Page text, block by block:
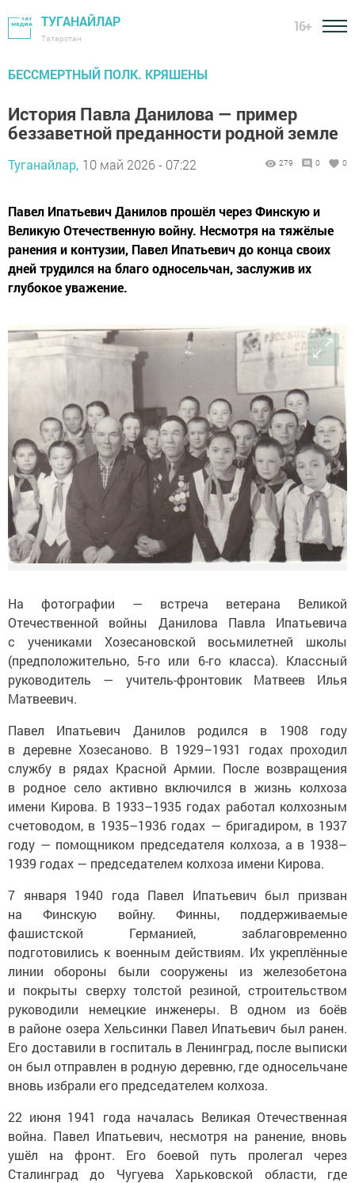
ТУГАНАЙЛАР
Татарстан
16+
БЕССМЕРТНЫЙ ПОЛК. КРЯШЕНЫ
История Павла Данилова — пример
беззаветной преданности родной земле
Туганайлар, 10 май 2026 - 07:22 279 0 0
Павел Ипатьевич Данилов прошёл через Финскую и
Великую Отечественную войну. Несмотря на тяжёлые
ранения и контузии, Павел Ипатьевич до конца своих
дней трудился на благо односельчан, заслужив их
глубокое уважение.
На фотографии — встреча ветерана Великой
Отечественной войны Данилова Павла Ипатьевича
с учениками Хозесановской восьмилетней школы
(предположительно, 5-го или 6-го класса). Классный
руководитель — учитель-фронтовик Матвеев Илья
Матвеевич.
Павел Ипатьевич Данилов родился в 1908 году
в деревне Хозесаново. В 1929–1931 годах проходил
службу в рядах Красной Армии. После возвращения
в родное село активно включился в жизнь колхоза
имени Кирова. В 1933–1935 годах работал колхозным
счетоводом, в 1935–1936 годах — бригадиром, в 1937
году — помощником председателя колхоза, а в 1938–
1939 годах — председателем колхоза имени Кирова.
7 января 1940 года Павел Ипатьевич был призван
на Финскую войну. Финны, поддерживаемые
фашистской Германией, заблаговременно
подготовились к военным действиям. Их укреплённые
линии обороны были сооружены из железобетона
и покрыты сверху толстой резиной, строительством
руководили немецкие инженеры. В одном из боёв
в районе озера Хельсинки Павел Ипатьевич был ранен.
Его доставили в госпиталь в Ленинград, после выписки
он был отправлен в родную деревню, где односельчане
вновь избрали его председателем колхоза.
22 июня 1941 года началась Великая Отечественная
война. Павел Ипатьевич, несмотря на ранение, вновь
ушёл на фронт. Его боевой путь пролегал через
Сталинград до Чугуева Харьковской области, где